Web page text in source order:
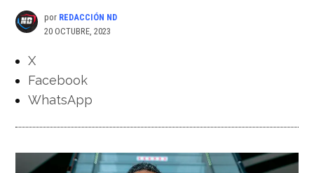
por REDACCIÓN ND
20 OCTUBRE, 2023
X
Facebook
WhatsApp